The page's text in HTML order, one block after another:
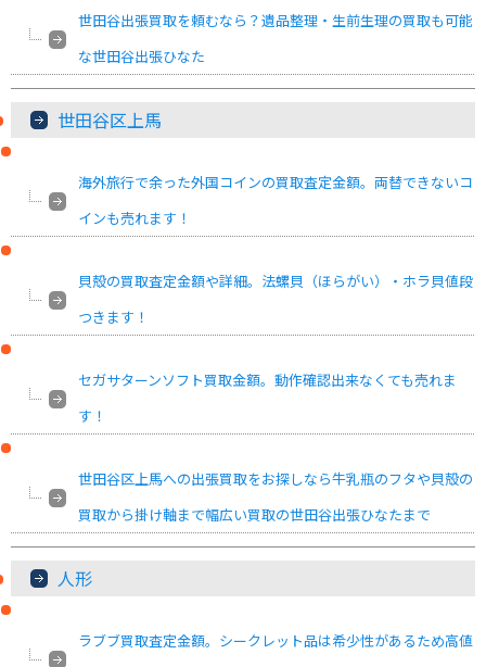
世田谷出張買取を頼むなら？遺品整理・生前生理の買取も可能
な世田谷出張ひなた
世田谷区上馬
海外旅行で余った外国コインの買取査定金額。両替できないコ
インも売れます！
貝殻の買取査定金額や詳細。法螺貝（ほらがい）・ホラ貝値段
つきます！
セガサターンソフト買取金額。動作確認出来なくても売れま
す！
世田谷区上馬への出張買取をお探しなら牛乳瓶のフタや貝殻の
買取から掛け軸まで幅広い買取の世田谷出張ひなたまで
人形
ラブブ買取査定金額。シークレット品は希少性があるため高値